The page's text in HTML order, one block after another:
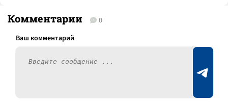
Комментарии 0